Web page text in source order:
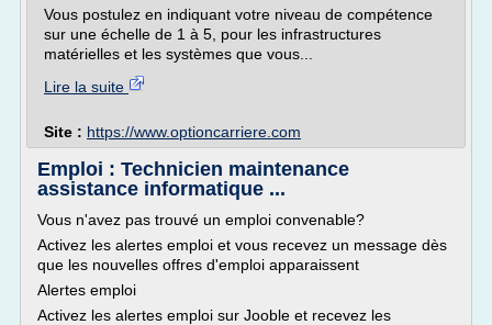
Vous postulez en indiquant votre niveau de compétence
sur une échelle de 1 à 5, pour les infrastructures
matérielles et les systèmes que vous...
Lire la suite
Site : https://www.optioncarriere.com
Emploi : Technicien maintenance
assistance informatique ...
Vous n'avez pas trouvé un emploi convenable?
Activez les alertes emploi et vous recevez un message dès
que les nouvelles offres d'emploi apparaissent
Alertes emploi
Activez les alertes emploi sur Jooble et recevez les